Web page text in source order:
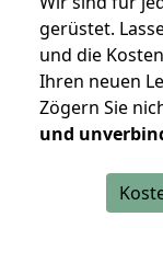
gerüstet.
und die
Ihren neuen
Zögern Sie
und